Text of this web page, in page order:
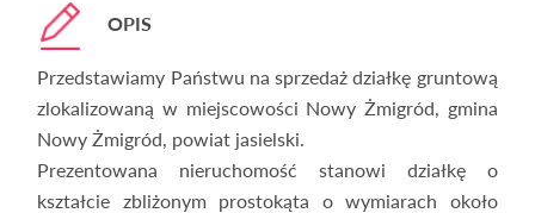
OPIS
Przedstawiamy Państwu na sprzedaż działkę gruntową
zlokalizowaną w miejscowości Nowy Żmigród, gmina
Nowy Żmigród, powiat jasielski.
Prezentowana nieruchomość stanowi działkę o
kształcie zbliżonym prostokąta o wymiarach około